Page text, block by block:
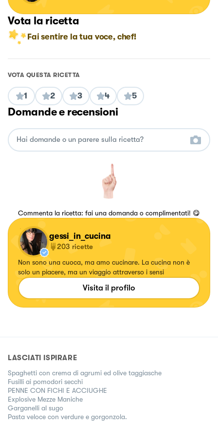
Vota la ricetta
Fai sentire la tua voce, chef!
VOTA QUESTA RICETTA
1 2 3 4 5
Domande e recensioni
Commenta la ricetta: fai una domanda o complimentati! 😋
gessi_in_cucina
203 ricette
Non sono una cuoca, ma amo cucinare. La cucina non è
solo un piacere, ma un viaggio attraverso i sensi
Visita il profilo
LASCIATI ISPIRARE
Spaghetti con crema di agrumi ed olive taggiasche
Fusilli ai pomodori secchi
PENNE CON FICHI E ACCIUGHE
Explosive Mezze Maniche
Garganelli al sugo
Pasta veloce con verdure e gorgonzola.